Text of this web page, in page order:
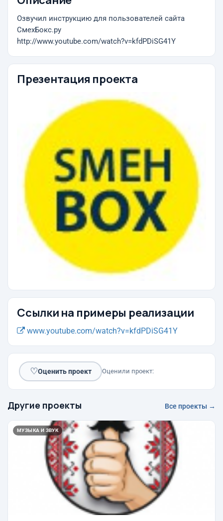
Озвучил инструкцию для пользователей сайта
СмехБокс.ру
http://www.youtube.com/watch?v=kfdPDiSG41Y
Презентация проекта
Ссылки на примеры реализации
www.youtube.com/watch?v=kfdPDiSG41Y
♡Оценить проект Оценили проект:
Другие проекты Все проекты →
МУЗЫКА И ЗВУК